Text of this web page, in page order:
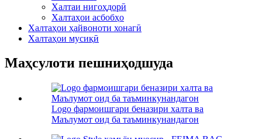
Халтаи нигоҳдорӣ
Халтаҳои асбобҳо
Халтаҳои ҳайвоноти хонагӣ
Халтаҳои мусиқӣ
Маҳсулоти пешниҳодшуда
Logo фармоишгари беназири халта ва
Маълумот оид ба таъминкунандагон